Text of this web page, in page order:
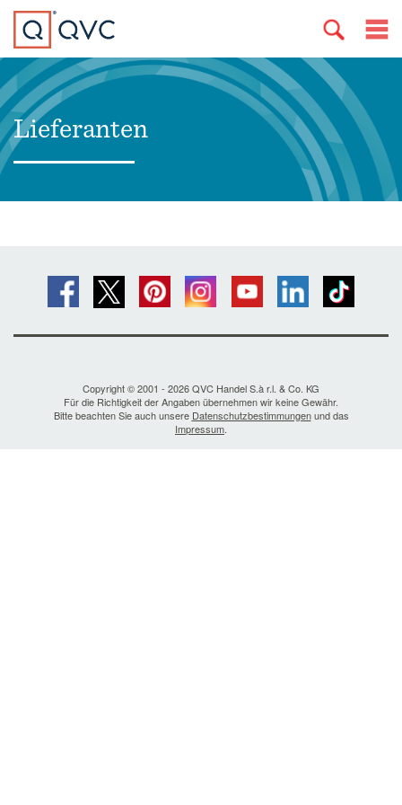
Lieferanten
Copyright © 2001 - 2026 QVC Handel S.à r.l. & Co. KG
Für die Richtigkeit der Angaben übernehmen wir keine Gewähr.
Bitte beachten Sie auch unsere Datenschutzbestimmungenund das
Impressum.